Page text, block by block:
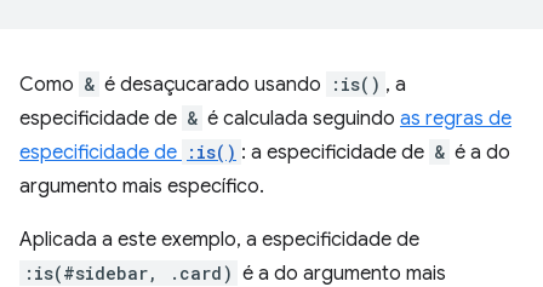
Como & é desaçucarado usando :is() , a
especificidade de & é calculada seguindo as regras de
especificidade de :is() : a especificidade de & é a do
argumento mais específico.
Aplicada a este exemplo, a especificidade de
:is(#sidebar, .card) é a do argumento mais